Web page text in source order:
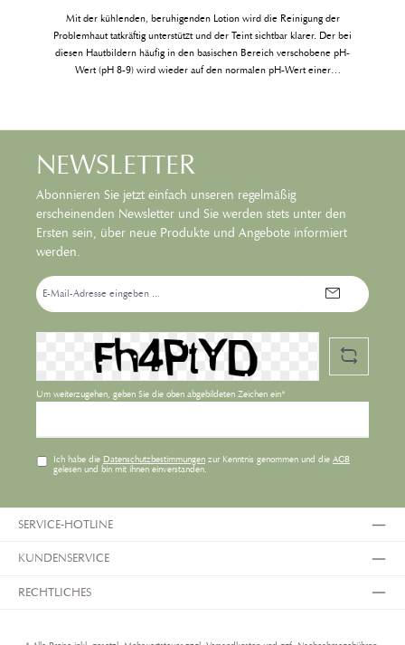
Mit der kühlenden, beruhigenden Lotion wird die Reinigung der
Problemhaut tatkräftig unterstützt und der Teint sichtbar klarer. Der bei
diesen Hautbildern häufig in den basischen Bereich verschobene pH-
Wert (pH 8-9) wird wieder auf den normalen pH-Wert einer
NEWSLETTER
Abonnieren Sie jetzt einfach unseren regelmäßig
erscheinenden Newsletter und Sie werden stets unter den
Ersten sein, über neue Produkte und Angebote informiert
werden.
E-
Mail-
Adresse*
Um weiterzugehen, geben Sie die oben abgebildeten Zeichen ein*
Ich habe die Datenschutzbestimmungenzur Kenntnis genommen und die AGB
gelesen und bin mit ihnen einverstanden.
SERVICE-HOTLINE
KUNDENSERVICE
RECHTLICHES